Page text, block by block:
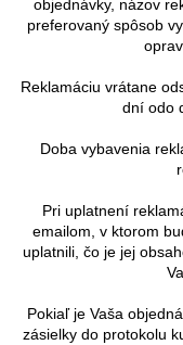
objednávky, názov
preferovaný spôsob
Reklamáciu vrátane
dní odo
Doba vybavenia
Pri uplatnení
emailom, v ktorom
uplatnili, čo je jej
Pokiaľ je Vaša
zásielky do protokolu